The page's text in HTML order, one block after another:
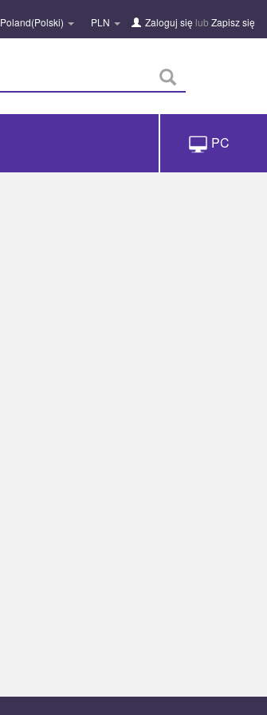
Poland(Polski) PLN Zaloguj się lub Zapisz się
PC